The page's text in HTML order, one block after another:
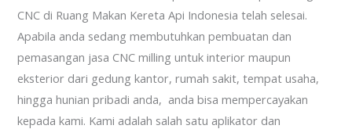
CNC di Ruang Makan Kereta Api Indonesia telah selesai.
Apabila anda sedang membutuhkan pembuatan dan
pemasangan jasa CNC milling untuk interior maupun
eksterior dari gedung kantor, rumah sakit, tempat usaha,
hingga hunian pribadi anda, anda bisa mempercayakan
kepada kami. Kami adalah salah satu aplikator dan